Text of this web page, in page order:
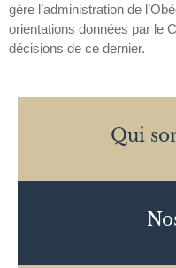
gère l’administration de
orientations données par le
décisions de ce dernier.
Qui